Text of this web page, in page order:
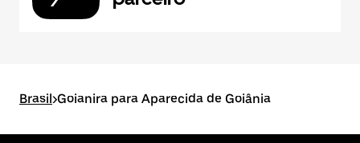
Brasil>Goianira para Aparecida de Goiânia